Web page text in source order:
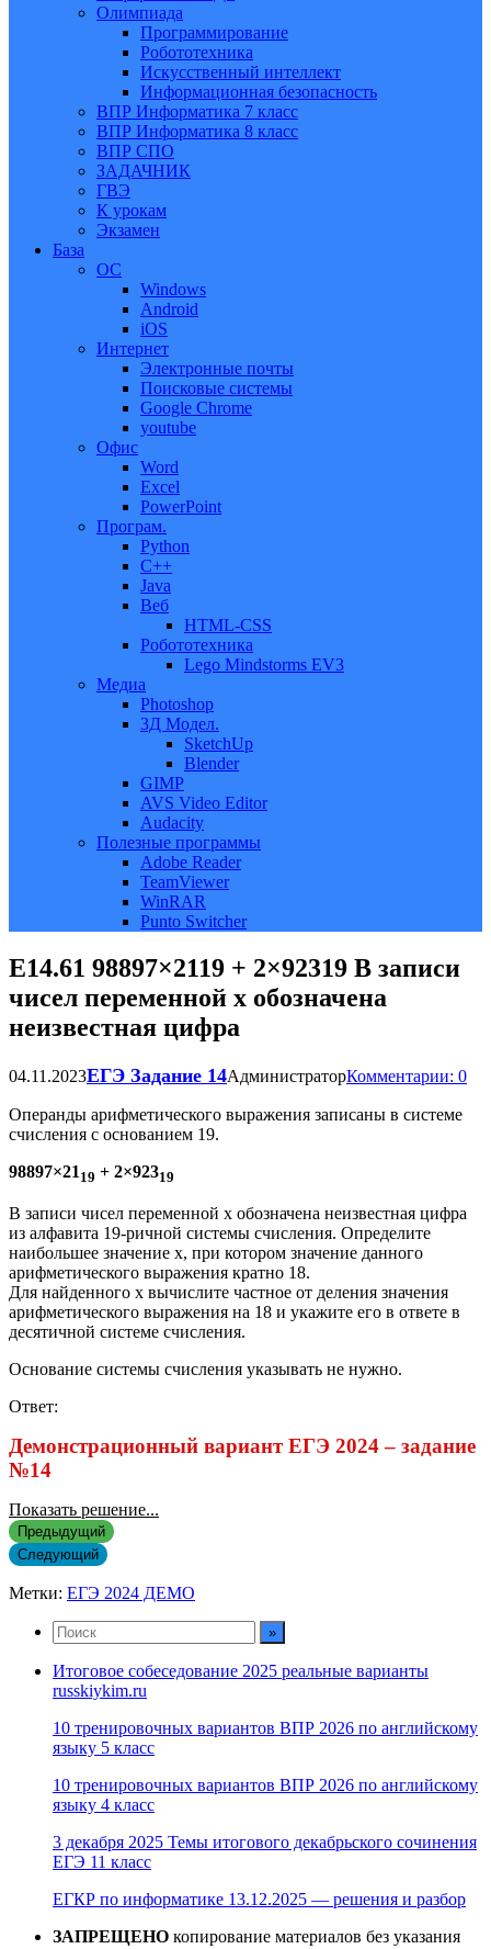
Олимпиада
Программирование
Робототехника
Искусственный интеллект
Информационная безопасность
ВПР Информатика 7 класс
ВПР Информатика 8 класс
ВПР СПО
ЗАДАЧНИК
ГВЭ
К урокам
Экзамен
База
ОС
Windows
Android
iOS
Интернет
Электронные почты
Поисковые системы
Google Chrome
youtube
Офис
Word
Excel
PowerPoint
Програм.
Python
C++
Java
Веб
HTML-CSS
Робототехника
Lego Mindstorms EV3
Медиа
Photoshop
3Д Модел.
SketchUp
Blender
GIMP
AVS Video Editor
Audacity
Полезные программы
Adobe Reader
TeamViewer
WinRAR
Punto Switcher
Е14.61 98897×2119 + 2×92319 В записи
чисел переменной x обозначена
неизвестная цифра
04.11.2023ЕГЭ Задание 14АдминистраторКомментарии: 0
Операнды арифметического выражения записаны в системе
счисления с основанием 19.
98897×21 19 + 2×92319
В записи чисел переменной x обозначена неизвестная цифра
из алфавита 19-ричной системы счисления. Определите
наибольшее значение x, при котором значение данного
арифметического выражения кратно 18.
Для найденного x вычислите частное от деления значения
арифметического выражения на 18 и укажите его в ответе в
десятичной системе счисления.
Основание системы счисления указывать не нужно.
Ответ:
Демонстрационный вариант ЕГЭ 2024 – задание
№14
Показать решение...
Предыдущий
Следующий
Метки: ЕГЭ 2024 ДЕМО
Итоговое собеседование 2025 реальные варианты
russkiykim.ru
10 тренировочных вариантов ВПР 2026 по английскому
языку 5 класс
10 тренировочных вариантов ВПР 2026 по английскому
языку 4 класс
3 декабря 2025 Темы итогового декабрьского сочинения
ЕГЭ 11 класс
ЕГКР по информатике 13.12.2025 — решения и разбор
ЗАПРЕЩЕНО копирование материалов без указания